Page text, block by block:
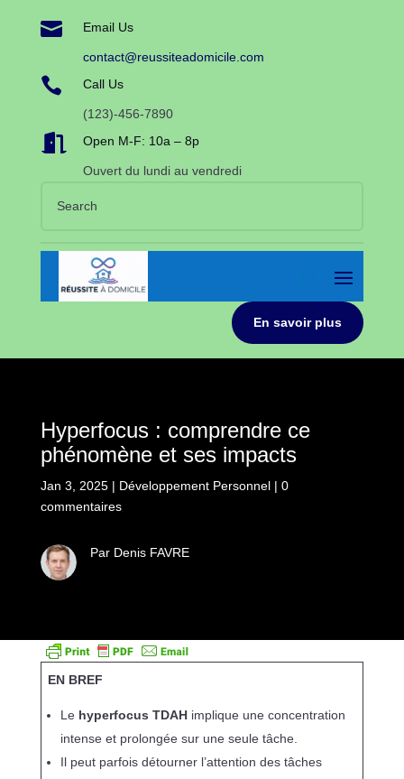
 Email Us
contact@reussiteadomicile.com
 Call Us
(123)-456-7890
 Open M-F: 10a – 8p
Ouvert du lundi au vendredi
En savoir plus
Hyperfocus : comprendre ce
phénomène et ses impacts
Jan 3, 2025| Développement Personnel| 0
commentaires
Par Denis FAVRE
EN BREF
Le hyperfocus TDAHimplique une concentration
intense et prolongée sur une seule tâche.
Il peut parfois détourner l’attention des tâches